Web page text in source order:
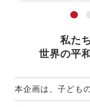
私た
世界の平
本企画は、子ども